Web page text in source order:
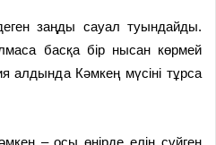
заң­ды сауал туындайды.
басқа бір нысан көрмей
алдында Кәмкең мүсіні тұрса
– осы өңірде елін сүйген